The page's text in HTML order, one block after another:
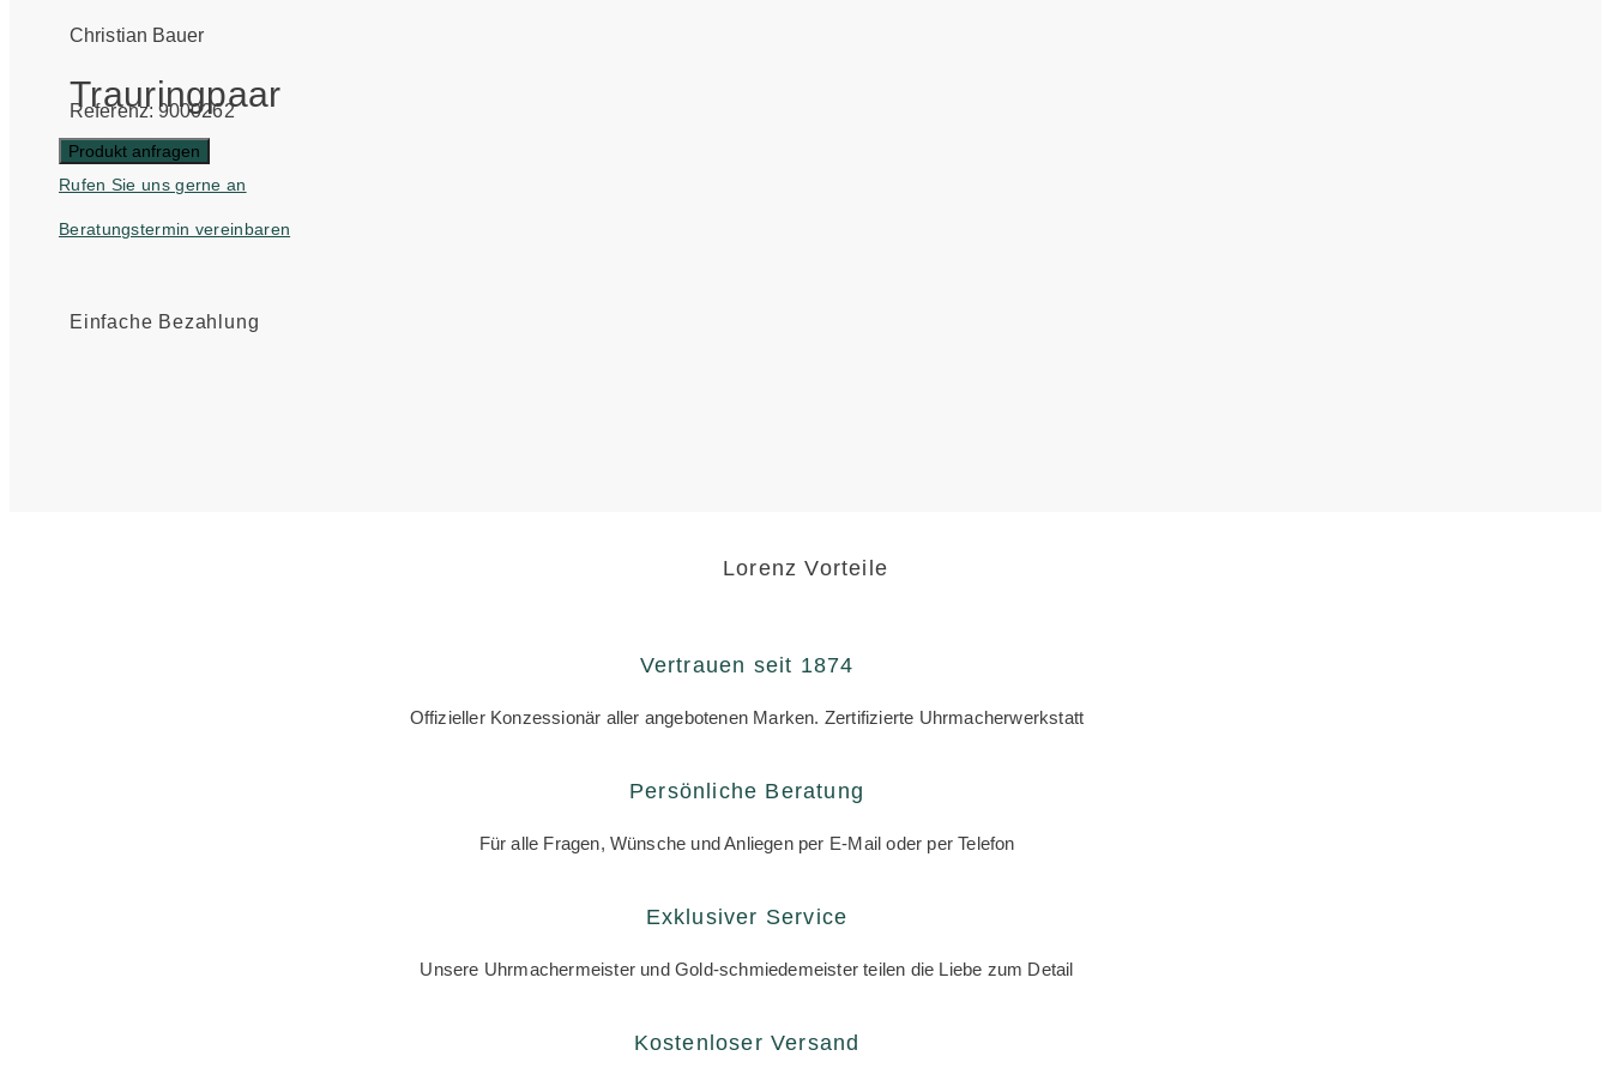
Christian Bauer
Trauringpaar
Referenz: 9000262
Produkt anfragen
Rufen Sie uns gerne an
Beratungstermin vereinbaren
Einfache Bezahlung
Lorenz Vorteile
Vertrauen seit 1874
Offizieller Konzessionär aller angebotenen Marken. Zertifizierte Uhrmacherwerkstatt
Persönliche Beratung
Für alle Fragen, Wünsche und Anliegen per E-Mail oder per Telefon
Exklusiver Service
Unsere Uhrmachermeister und Gold-schmiedemeister teilen die Liebe zum Detail
Kostenloser Versand